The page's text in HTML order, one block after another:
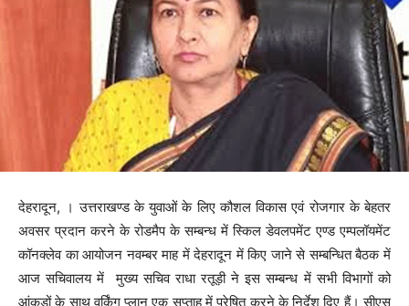
देहरादून, । उत्तराखण्ड के युवाओं के लिए कौशल विकास एवं रोजगार के बेहतर
अवसर प्रदान करने के रोडमैप के सम्बन्ध में स्किल डेवलपमेंट एण्ड एम्पलॉयमेंट
कॉनक्लेव का आयोजन नवम्बर माह में देहरादून में किए जाने से सम्बन्धित बैठक में
आज सचिवालय में मुख्य सचिव राधा रतूड़ी ने इस सम्बन्ध में सभी विभागों को
आंकडों के साथ वर्किंग प्लान एक सप्ताह में प्रेषित करने के निर्देश दिए हैं। सीएस